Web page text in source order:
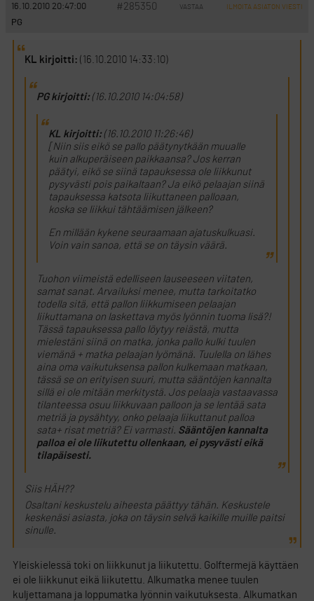
16.10.2010 20:47:00 #285350 VASTAA ILMOITA ASIATON VIESTI
PG
KL kirjoitti: (16.10.2010 14:33:10)
PG kirjoitti:(16.10.2010 14:04:58)
KL kirjoitti:(16.10.2010 11:26:46)
[Niin siis eikö se pallo päätynytkään muualle
kuin alkuperäiseen paikkaansa? Jos kerran
päätyi, eikö se siinä tapauksessa ole liikkunut
pysyvästi pois paikaltaan? Ja eikö pelaajan siinä
tapauksessa katsota liikuttaneen palloaan,
koska se liikkui tähtäämisen jälkeen?
En millään kykene seuraamaan ajatuskulkuasi.
Voin vain sanoa, että se on täysin väärä.
Tuohon viimeistä edelliseen lauseeseen viitaten,
samat sanat. Arvailuksi menee, mutta tarkoitatko
todella sitä, että pallon liikkumiseen pelaajan
liikuttamana on laskettava myös lyönnin tuoma lisä?!
Tässä tapauksessa pallo löytyy reiästä, mutta
mielestäni siinä on matka, jonka pallo kulki tuulen
viemänä + matka pelaajan lyömänä. Tuulella on lähes
aina oma vaikutuksensa pallon kulkemaan matkaan,
tässä se on erityisen suuri, mutta sääntöjen kannalta
sillä ei ole mitään merkitystä. Jos pelaaja vastaavassa
tilanteessa osuu liikkuvaan palloon ja se lentää sata
metriä ja pysähtyy, onko pelaaja liikuttanut palloa
sata+ risat metriä? Ei varmasti. Sääntöjen kannalta
palloa ei ole liikutettu ollenkaan, ei pysyvästi eikä
tilapäisesti.
Siis HÄH??
Osaltani keskustelu aiheesta päättyy tähän. Keskustele
keskenäsi asiasta, joka on täysin selvä kaikille muille paitsi
sinulle.
Yleiskielessä toki on liikkunut ja liikutettu. Golftermejä käyttäen
ei ole liikkunut eikä liikutettu. Alkumatka menee tuulen
kuljettamana ja loppumatka lyönnin vaikutuksesta. Alkumatkan